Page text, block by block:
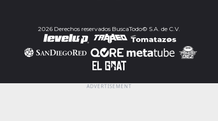
2026 Derechos reservados BuscaTodo© S.A. de C.V.